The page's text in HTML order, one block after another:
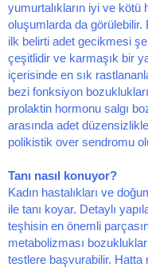
yumurtalıkların iyi ve
oluşumlarda da görülebilir.
ilk belirti adet gecikmesi
çeşitlidir ve karmaşık bir
içerisinde en sık
bezi fonksiyon
prolaktin hormonu salgı
arasında adet
polikistik over sendromu
Tanı nasıl konuyor?
Kadın hastalıkları ve
ile tanı koyar. Detaylı
teşhisin en önemli
metabolizması
testlere başvurabilir. Hatta